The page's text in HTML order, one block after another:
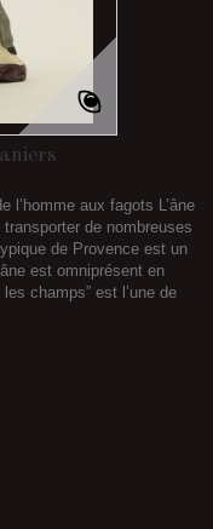
l’homme aux fagots L’âne
de nombreuses
de Provence est un
est omniprésent en
champs” est l’une de